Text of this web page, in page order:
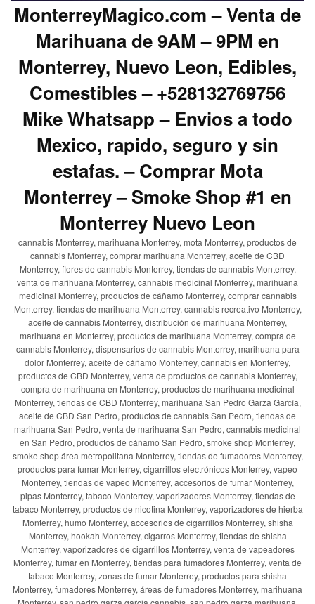
MonterreyMagico.com – Venta de
Marihuana de 9AM – 9PM en
Monterrey, Nuevo Leon, Edibles,
Comestibles – +528132769756
Mike Whatsapp – Envios a todo
Mexico, rapido, seguro y sin
estafas. – Comprar Mota
Monterrey – Smoke Shop #1 en
Monterrey Nuevo Leon
cannabis Monterrey, marihuana Monterrey, mota Monterrey, productos de
cannabis Monterrey, comprar marihuana Monterrey, aceite de CBD
Monterrey, flores de cannabis Monterrey, tiendas de cannabis Monterrey,
venta de marihuana Monterrey, cannabis medicinal Monterrey, marihuana
medicinal Monterrey, productos de cáñamo Monterrey, comprar cannabis
Monterrey, tiendas de marihuana Monterrey, cannabis recreativo Monterrey,
aceite de cannabis Monterrey, distribución de marihuana Monterrey,
marihuana en Monterrey, productos de marihuana Monterrey, compra de
cannabis Monterrey, dispensarios de cannabis Monterrey, marihuana para
dolor Monterrey, aceite de cáñamo Monterrey, cannabis en Monterrey,
productos de CBD Monterrey, venta de productos de cannabis Monterrey,
compra de marihuana en Monterrey, productos de marihuana medicinal
Monterrey, tiendas de CBD Monterrey, marihuana San Pedro Garza García,
aceite de CBD San Pedro, productos de cannabis San Pedro, tiendas de
marihuana San Pedro, venta de marihuana San Pedro, cannabis medicinal
en San Pedro, productos de cáñamo San Pedro, smoke shop Monterrey,
smoke shop área metropolitana Monterrey, tiendas de fumadores Monterrey,
productos para fumar Monterrey, cigarrillos electrónicos Monterrey, vapeo
Monterrey, tiendas de vapeo Monterrey, accesorios de fumar Monterrey,
pipas Monterrey, tabaco Monterrey, vaporizadores Monterrey, tiendas de
tabaco Monterrey, productos de nicotina Monterrey, vaporizadores de hierba
Monterrey, humo Monterrey, accesorios de cigarrillos Monterrey, shisha
Monterrey, hookah Monterrey, cigarros Monterrey, tiendas de shisha
Monterrey, vaporizadores de cigarrillos Monterrey, venta de vapeadores
Monterrey, fumar en Monterrey, tiendas para fumadores Monterrey, venta de
tabaco Monterrey, zonas de fumar Monterrey, productos para shisha
Monterrey, fumadores Monterrey, áreas de fumadores Monterrey, marihuana